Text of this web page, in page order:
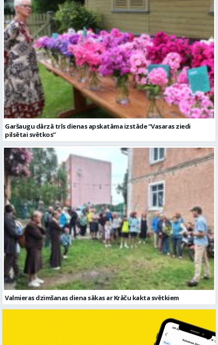
Garšaugu dārzā trīs dienas apskatāma izstāde “Vasaras ziedi
pilsētai svētkos”
Valmieras dzimšanas diena sākas ar Krāču kakta svētkiem